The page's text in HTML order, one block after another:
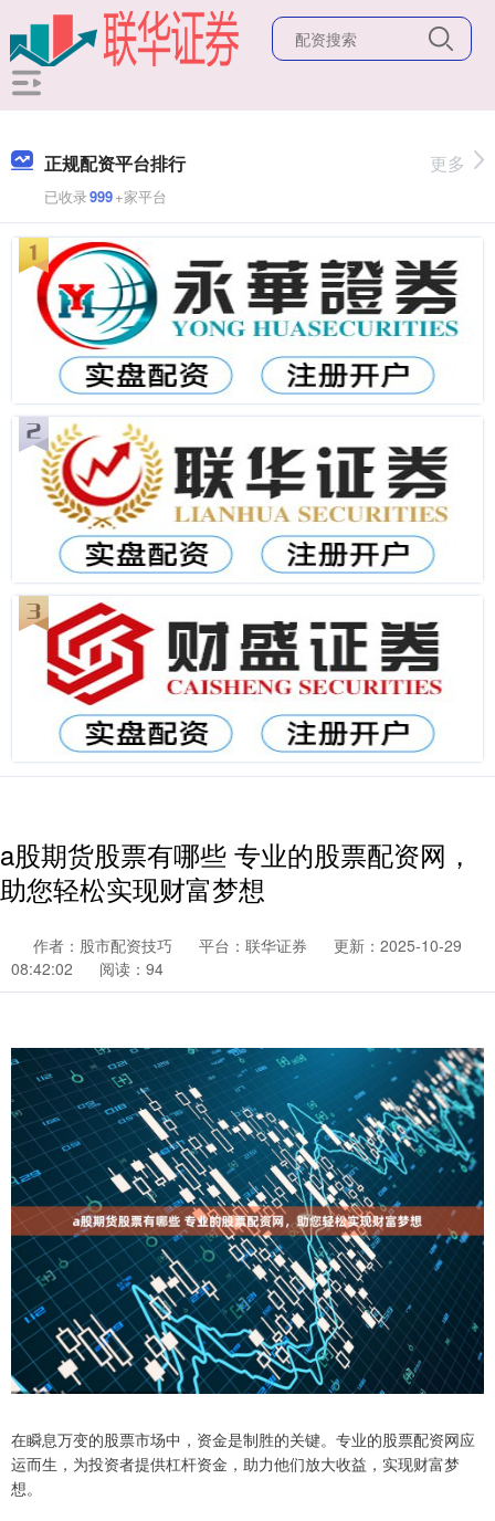
正规配资平台排行
已收录999+家平台
更多
a股期货股票有哪些 专业的股票配资网，
助您轻松实现财富梦想
作者：股市配资技巧 平台：联华证券
更新：2025-10-29
08:42:02
阅读：94
在瞬息万变的股票市场中，资金是制胜的关键。专业的股票配资网应
运而生，为投资者提供杠杆资金，助力他们放大收益，实现财富梦
想。